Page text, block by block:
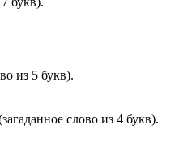
из 5 букв).
слово из 4 букв).